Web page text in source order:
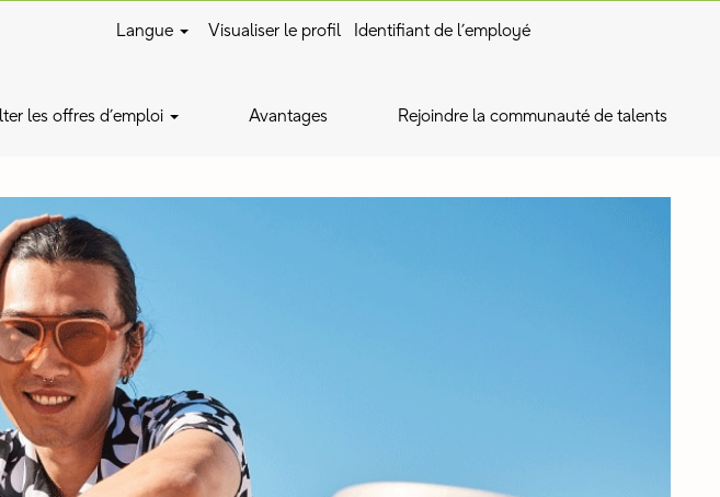
Langue Visualiser le profil Identifiant de l’employé
les offres d’emploi Avantages Rejoindre la communauté de talents